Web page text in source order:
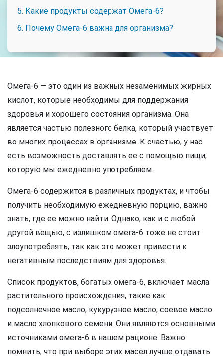
5. Какие продукты содержат Омега-6?
6. Почему Омега-6 важна для организма?
Омега-6 — это один из важных незаменимых жирных
кислот, которые необходимы для поддержания
здоровья и хорошего состояния организма. Она
является частью полезного белка, который участвует
во многих процессах в организме. К счастью, у нас
есть возможность доставлять ее с помощью пищи,
которую мы ежедневно употребляем.
Омега-6 содержится в различных продуктах, и чтобы
получить необходимую ежедневную порцию, важно
знать, где ее можно найти. Однако, как и с любой
другой вещью, с излишком омега-6 тоже не стоит
злоупотреблять, так как это может привести к
негативным последствиям для здоровья.
Список продуктов, богатых омега-6, включает масла
растительного происхождения, такие как
подсолнечное масло, кукурузное масло, соевое масло
и масло хлопкового семени. Они являются основными
источниками омега-6 в нашем рационе. Важно
помнить, что при выборе этих масел лучше отдавать